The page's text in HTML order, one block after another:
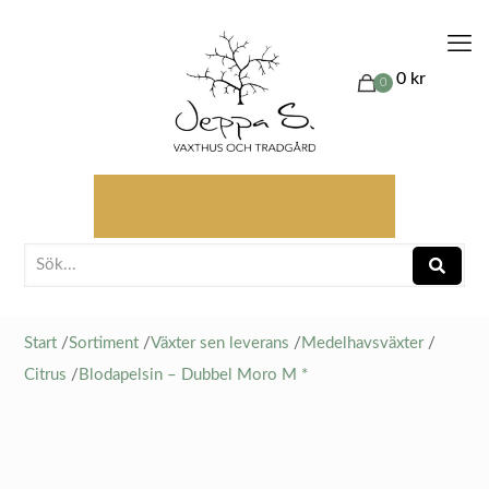
0 0 kr
Start /Sortiment /Växter sen leverans / Medelhavsväxter /
Citrus / Blodapelsin – Dubbel Moro M *